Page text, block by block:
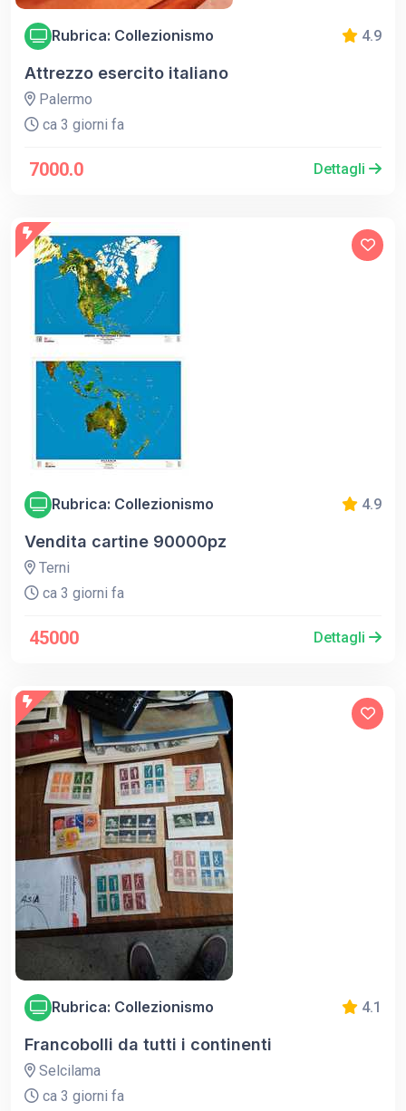
Rubrica: Collezionismo 4.9
Attrezzo esercito italiano
Palermo
ca 3 giorni fa
7000.0 Dettagli
Rubrica: Collezionismo 4.9
Vendita cartine 90000pz
Terni
ca 3 giorni fa
45000 Dettagli
Rubrica: Collezionismo 4.1
Francobolli da tutti i continenti
Selcilama
ca 3 giorni fa